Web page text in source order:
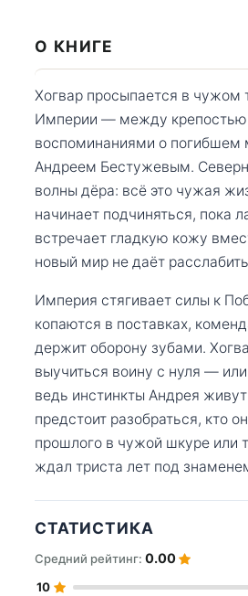
О КНИГЕ
Хогвар просыпается в чужом
Империи — между крепостью
воспоминаниями о погибшем
Андреем Бестужевым.
волны дёра: всё это чужая
начинает подчиняться, пока
встречает гладкую кожу
новый мир не даёт
Империя стягивает силы к
копаются в поставках,
держит оборону зубами.
выучиться воину с нуля — или
ведь инстинкты Андрея
предстоит разобраться, кто
прошлого в чужой шкуре или
ждал триста лет под
СТАТИСТИКА
Средний рейтинг: 0.00
10